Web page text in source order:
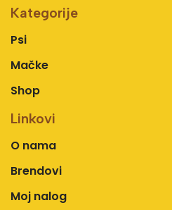
Kategorije
Psi
Mačke
Shop
Linkovi
O nama
Brendovi
Moj nalog